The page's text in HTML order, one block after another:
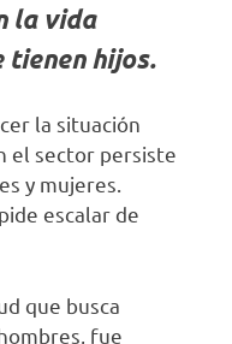
la vida
tienen hijos.
la situación
el sector persiste
y mujeres.
escalar de
que busca
fue